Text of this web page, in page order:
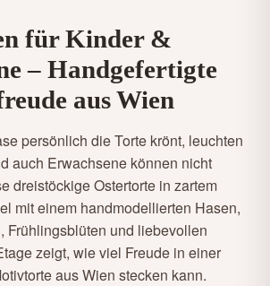
für Kinder &
– Handgefertigte
aus Wien
persönlich die Torte krönt, leuchten
auch Erwachsene können nicht
dreistöckige Ostertorte in zartem
mit einem handmodellierten Hasen,
Frühlingsblüten und liebevollen
zeigt, wie viel Freude in einer
aus Wien stecken kann.